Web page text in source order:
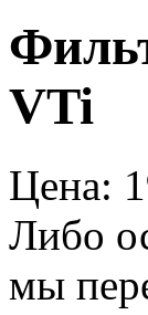
VTi
Цена:
Либо
мы